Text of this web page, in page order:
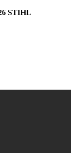
STIHL